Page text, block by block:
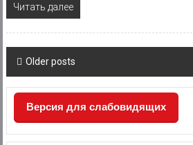
Читать далее
Posts
navigation
Older posts
Версия для слабовидящих